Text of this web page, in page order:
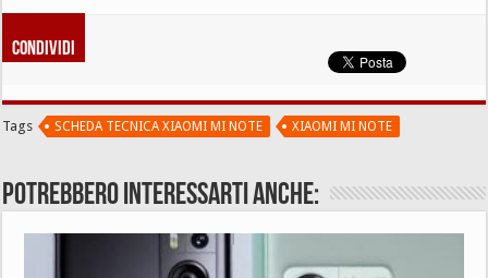
Condividi
Tags SCHEDA TECNICA XIAOMI MI NOTE XIAOMI MI NOTE
Potrebbero interessarti anche: